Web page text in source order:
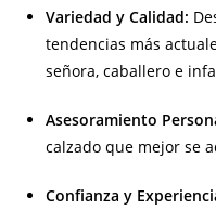
Variedad y Calidad:
tendencias más
señora, caballero e
Asesoramiento
calzado que mejor se
Confianza y